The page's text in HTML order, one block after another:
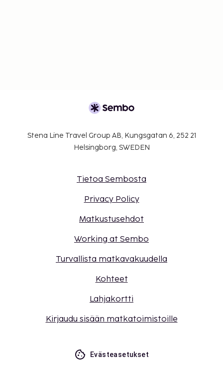
Stena Line Travel Group AB, Kungsgatan 6, 252 21
Helsingborg, SWEDEN
Tietoa Sembosta
Privacy Policy
Matkustusehdot
Working at Sembo
Turvallista matkavakuudella
Kohteet
Lahjakortti
Kirjaudu sisään matkatoimistoille
Evästeasetukset